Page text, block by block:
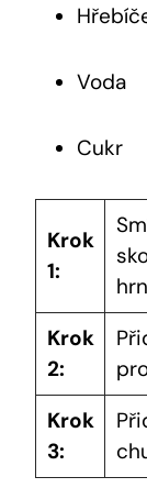
Voda
Cukr
Krok
1:
Krok
2:
Krok
3: